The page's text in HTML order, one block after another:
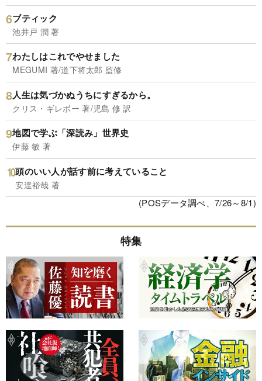
ブティック
池井戸 潤 著
わたしはこれでやせました
MEGUMI 著/道下将太郎 監修
人生は気づかぬうちにすぎるから。
クリス・ギレボー 著/児島 修 訳
地図で学ぶ「深読み」世界史
伊藤 敏 著
頭のいい人が話す前に考えていること
安達裕哉 著
(POSデータ調べ、7/26～8/1)
特集